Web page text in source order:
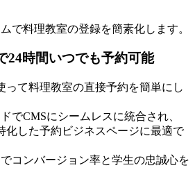
で料理教室の登録を簡素化します。
24時間いつでも予約可能
って料理教室の直接予約を簡単にし
でCMSにシームレスに統合され、
化した予約ビジネスページに最適で
コンバージョン率と学生の忠誠心を